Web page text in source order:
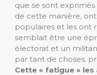
que se sont
de cette manière,
populaires et les ont
semblait être une
électorat et un
par tant de choses.
Cette « fatigue »